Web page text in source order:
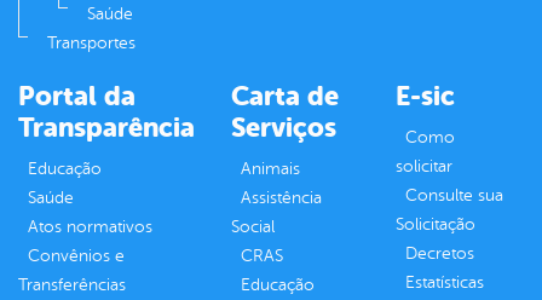
Saúde
Transportes
Portal da
Transparência
Educação
Saúde
Atos normativos
Convênios e
Transferências
Carta de
Serviços
Animais
Assistência
Social
CRAS
Educação
E-sic
Como
solicitar
Consulte sua
Solicitação
Decretos
Estatísticas